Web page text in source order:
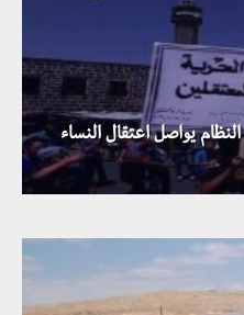
يواصل اعتقال النساء
في مساهمة الاستقرار جنوبي